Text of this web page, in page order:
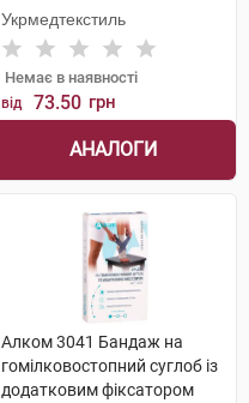
суглобу розмір 3 1 шт
Укрмедтекстиль
Немає в наявності
від 73.50 грн
АНАЛОГИ
Алком 3041 Бандаж на
гомілковостопний суглоб із
додатковим фіксатором